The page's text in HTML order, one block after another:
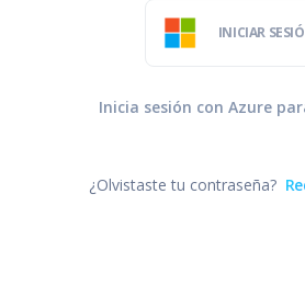
INICIAR
Inicia sesión con Azure
¿Olvistaste tu contraseña?